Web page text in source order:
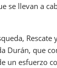
se llevan a
Durán, que
un esfuerzo